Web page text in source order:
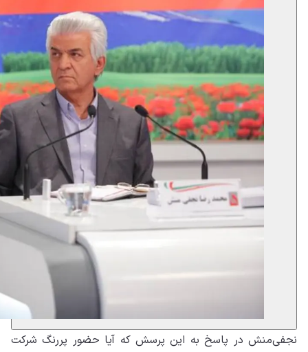
نجفی‌منش در پاسخ به این پرسش که آیا حضور پررنگ شرکت‌